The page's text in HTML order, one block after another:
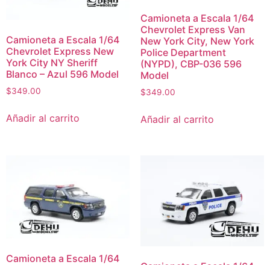
Camioneta a Escala 1/64
Chevrolet Express New
York City NY Sheriff
Blanco – Azul 596 Model
$349.00
Añadir al carrito
Camioneta a Escala 1/64
Chevrolet Express Van
New York City, New York
Police Department
(NYPD), CBP-036 596
Model
$349.00
Añadir al carrito
Camioneta a Escala 1/64